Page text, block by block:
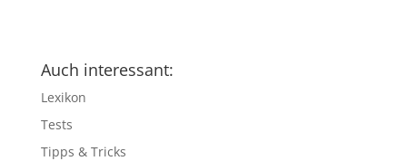
Auch interessant:
Lexikon
Tests
Tipps & Tricks